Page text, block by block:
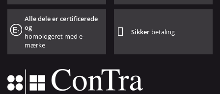
Alle dele er certificerede
og
homologeret med e-
mærke
Sikker betaling